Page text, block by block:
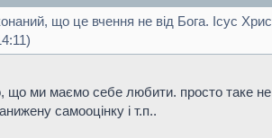
що це вчення не від Бога. Ісус
ми маємо себе любити. просто таке
самооцінку і т.п..